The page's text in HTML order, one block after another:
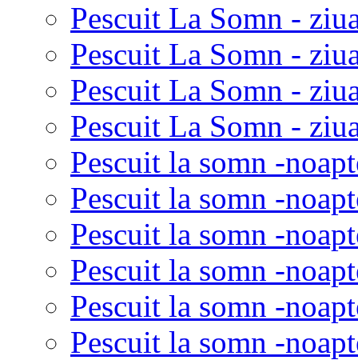
Pescuit La Somn -
Pescuit La Somn -
Pescuit La Somn -
Pescuit La Somn -
Pescuit la somn -
Pescuit la somn -
Pescuit la somn -
Pescuit la somn -
Pescuit la somn -
Pescuit la somn -